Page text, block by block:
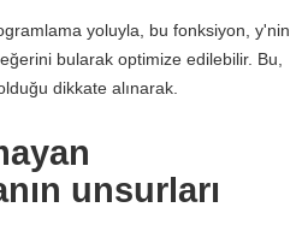
yoluyla, bu fonksiyon, y'nin
bularak optimize edilebilir. Bu,
dikkate alınarak.
unsurları